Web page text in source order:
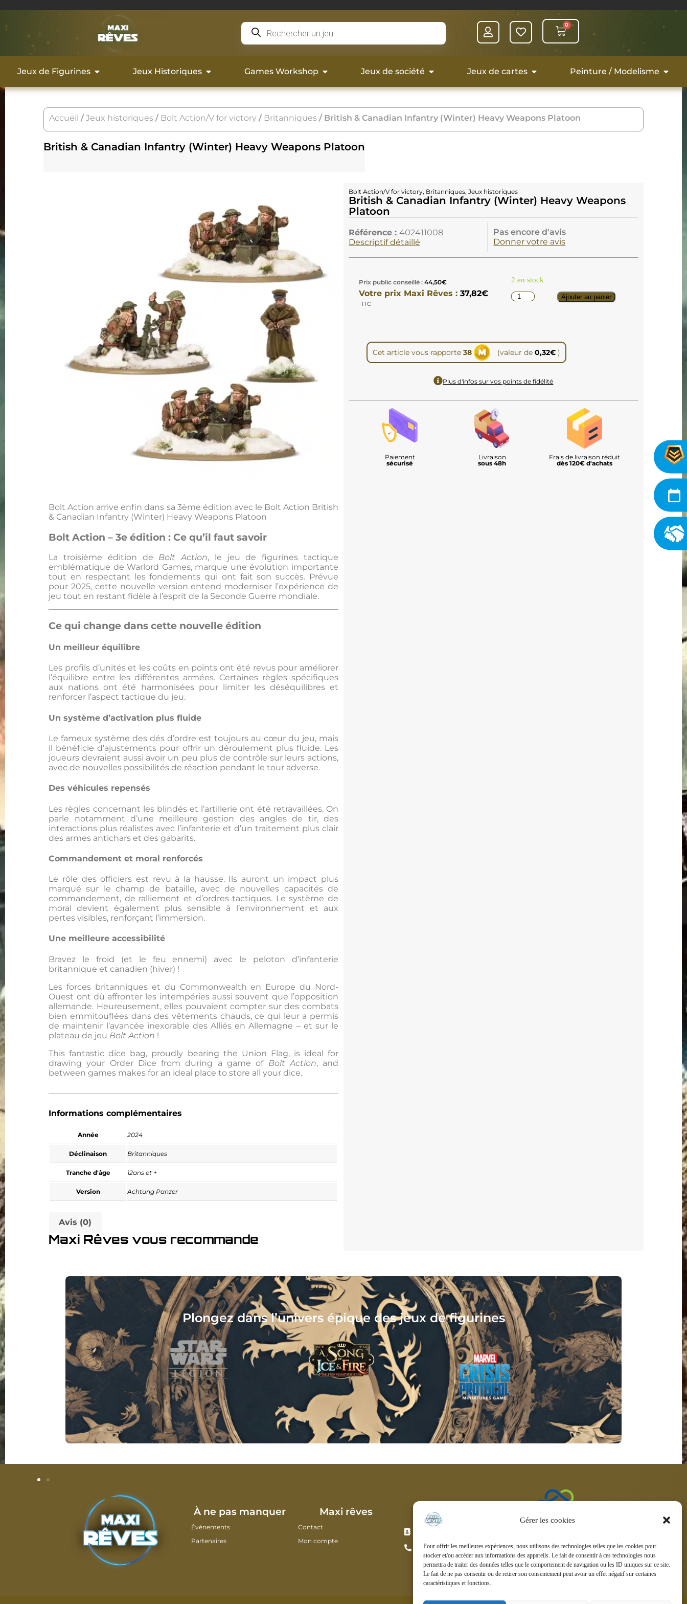
Gérer les cookies
Pour offrir les meilleures expériences, nous utilisons des technologies telles que les cookies pour
stocker et/ou accéder aux informations des appareils. Le fait de consentir à ces technologies nous
permettra de traiter des données telles que le comportement de navigation ou les ID uniques sur ce site.
Le fait de ne pas consentir ou de retirer son consentement peut avoir un effet négatif sur certaines
caractéristiques et fonctions.
0
Jeux de Figurines Jeux Historiques Games Workshop Jeux de société Jeux de cartes Peinture / Modelisme
Accueil /Jeux historiques / Bolt Action/V for victory / Britanniques / British & Canadian Infantry (Winter) Heavy Weapons Platoon
British & Canadian Infantry (Winter) Heavy Weapons Platoon
Bolt Action arrive enfin dans sa 3ème édition avec le Bolt Action British
& Canadian Infantry (Winter) Heavy Weapons Platoon
Bolt Action – 3e édition : Ce qu’il faut savoir
La troisième édition de Bolt Action, le jeu de figurines tactique
emblématique de Warlord Games, marque une évolution importante
tout en respectant les fondements qui ont fait son succès. Prévue
pour 2025, cette nouvelle version entend moderniser l’expérience de
jeu tout en restant fidèle à l’esprit de la Seconde Guerre mondiale.
Ce qui change dans cette nouvelle édition
Un meilleur équilibre
Les profils d’unités et les coûts en points ont été revus pour améliorer
l’équilibre entre les différentes armées. Certaines règles spécifiques
aux nations ont été harmonisées pour limiter les déséquilibres et
renforcer l’aspect tactique du jeu.
Un système d’activation plus fluide
Le fameux système des dés d’ordre est toujours au cœur du jeu, mais
il bénéficie d’ajustements pour offrir un déroulement plus fluide. Les
joueurs devraient aussi avoir un peu plus de contrôle sur leurs actions,
avec de nouvelles possibilités de réaction pendant le tour adverse.
Des véhicules repensés
Les règles concernant les blindés et l’artillerie ont été retravaillées. On
parle notamment d’une meilleure gestion des angles de tir, des
interactions plus réalistes avec l’infanterie et d’un traitement plus clair
des armes antichars et des gabarits.
Commandement et moral renforcés
Le rôle des officiers est revu à la hausse. Ils auront un impact plus
marqué sur le champ de bataille, avec de nouvelles capacités de
commandement, de ralliement et d’ordres tactiques. Le système de
moral devient également plus sensible à l’environnement et aux
pertes visibles, renforçant l’immersion.
Une meilleure accessibilité
Bravez le froid (et le feu ennemi) avec le peloton d’infanterie
britannique et canadien (hiver) !
Les forces britanniques et du Commonwealth en Europe du Nord-
Ouest ont dû affronter les intempéries aussi souvent que l’opposition
allemande. Heureusement, elles pouvaient compter sur des combats
bien emmitouflées dans des vêtements chauds, ce qui leur a permis
de maintenir l’avancée inexorable des Alliés en Allemagne – et sur le
plateau de jeu Bolt Action !
This fantastic dice bag, proudly bearing the Union Flag, is ideal for
drawing your Order Dice from during a game of Bolt Action, and
between games makes for an ideal place to store all your dice.
Informations complémentaires
Année 2024
Déclinaison Britanniques
Tranche d'âge 12ans et +
Version Achtung Panzer
Avis (0)
Maxi Rêves vous recommande
Bolt Action/V for victory, Britanniques, Jeux historiques
British & Canadian Infantry (Winter) Heavy Weapons
Platoon
Référence : 402411008
Descriptif détaillé
Pas encore d'avis
Donner votre avis
Prix public conseillé : 44,50€
Votre prix Maxi Rêves : 37,82€
TTC
2 en stock
Ajouter au panier
Cet article vous rapporte 38 (valeur de 0,32€ )
Plus d'infos sur vos points de fidélité
Paiement
sécurisé
Livraison
sous 48h
Frais de livraison réduit
dès 120€ d'achats
Collectionnez, assemblez, peignez, jouez, lisez :
votre nouveau hobby vous attend !
À ne pas manquer
Événements
Partenaires
Maxi rêves
Contact
Mon compte
Nous contacter
13 Boulevard Vauban –
03 22 28 56 02